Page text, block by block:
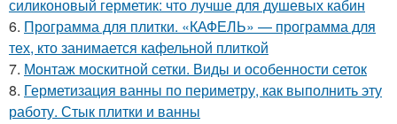
силиконовый герметик: что лучше для душевых кабин
6. Программа для плитки. «КАФЕЛЬ» — программа для
тех, кто занимается кафельной плиткой
7. Монтаж москитной сетки. Виды и особенности сеток
8. Герметизация ванны по периметру, как выполнить эту
работу. Стык плитки и ванны